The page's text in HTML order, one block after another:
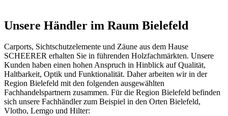
Unsere Händler im Raum Bielefeld
Carports, Sichtschutzelemente und Zäune aus dem Hause
SCHEERER erhalten Sie in führenden Holzfachmärkten. Unsere
Kunden haben einen hohen Anspruch in Hinblick auf Qualität,
Haltbarkeit, Optik und Funktionalität. Daher arbeiten wir in der
Region Bielefeld mit den folgenden ausgewählten
Fachhandelspartnern zusammen. Für die Region Bielefeld befinden
sich unsere Fachhändler zum Beispiel in den Orten Bielefeld,
Vlotho, Lemgo und Hilter: